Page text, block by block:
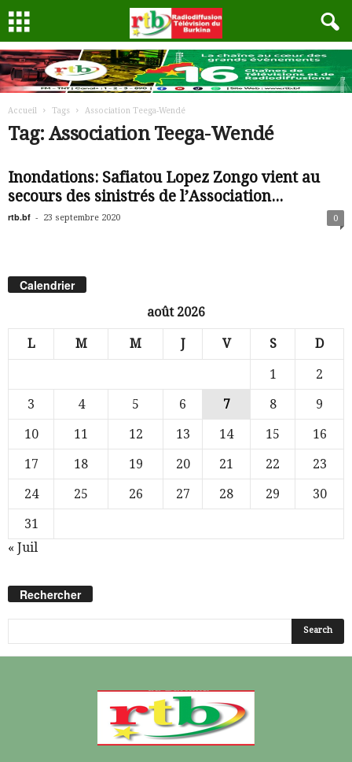
Accueil Tags Association Teega-Wendé
Tag: Association Teega-Wendé
Inondations: Safiatou Lopez Zongo vient au
secours des sinistrés de l’Association...
rtb.bf - 23 septembre 2020 0
Calendrier
août 2026
L M M J V S D
1
2
3
4 5 6 7 8
9
10
11 12 13 14 15
16
17
18 19 20 21 22
23
24
25 26 27 28 29
30
31
« Juil
Rechercher